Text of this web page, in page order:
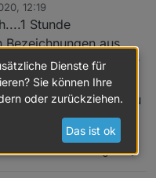
iot" kein einziges Gerät.
habe einen Pro Account
Log ist folgendes zu
kann ich damit nichts
mir noch aufgefallen.
im iot adapter kann ich
Geräte werden im iot
kann ich diese
Ideen?
12:19
Stunde
aus
adapter sichtbar, der
nur mal Geduld
auch nicht mehr neu
0
Dienste für
Sie können Ihre
oder zurückziehen.
Das ist ok